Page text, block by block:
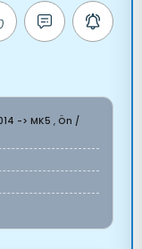
-> MK5 , Ön /